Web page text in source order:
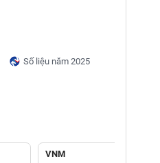
Số liệu năm 2025
VNM